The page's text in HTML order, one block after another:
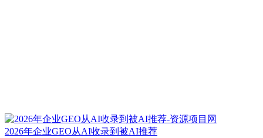
2026年企业GEO从AI收录到被AI推荐